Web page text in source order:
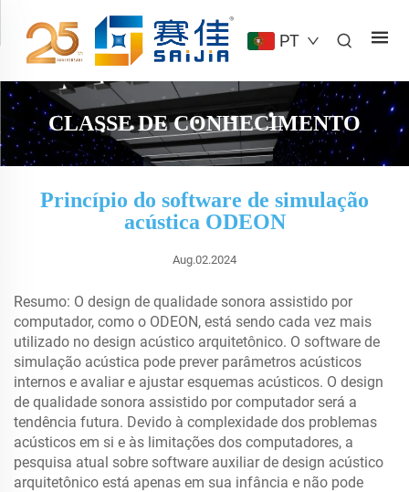
PT
CLASSE DE CONHECIMENTO
Princípio do software de simulação
acústica ODEON
Aug.02.2024
Resumo: O design de qualidade sonora assistido por
computador, como o ODEON, está sendo cada vez mais
utilizado no design acústico arquitetônico. O software de
simulação acústica pode prever parâmetros acústicos
internos e avaliar e ajustar esquemas acústicos. O design
de qualidade sonora assistido por computador será a
tendência futura. Devido à complexidade dos problemas
acústicos em si e às limitações dos computadores, a
pesquisa atual sobre software auxiliar de design acústico
arquitetônico está apenas em sua infância e não pode